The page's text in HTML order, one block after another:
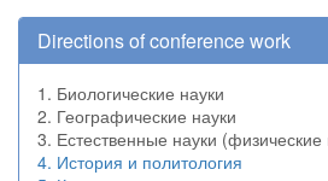
Directions of conference work
1. Биологические науки
2. Географические науки
3. Естественные науки
4. История и политология